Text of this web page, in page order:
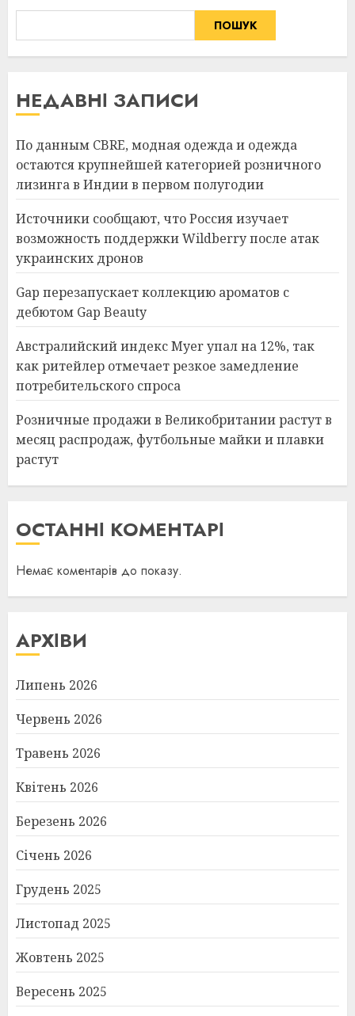
ПОШУК
НЕДАВНІ ЗАПИСИ
По данным CBRE, модная одежда и одежда
остаются крупнейшей категорией розничного
лизинга в Индии в первом полугодии
Источники сообщают, что Россия изучает
возможность поддержки Wildberry после атак
украинских дронов
Gap перезапускает коллекцию ароматов с
дебютом Gap Beauty
Австралийский индекс Myer упал на 12%, так
как ритейлер отмечает резкое замедление
потребительского спроса
Розничные продажи в Великобритании растут в
месяц распродаж, футбольные майки и плавки
растут
ОСТАННІ КОМЕНТАРІ
Немає коментарів до показу.
АРХІВИ
Липень 2026
Червень 2026
Травень 2026
Квітень 2026
Березень 2026
Січень 2026
Грудень 2025
Листопад 2025
Жовтень 2025
Вересень 2025